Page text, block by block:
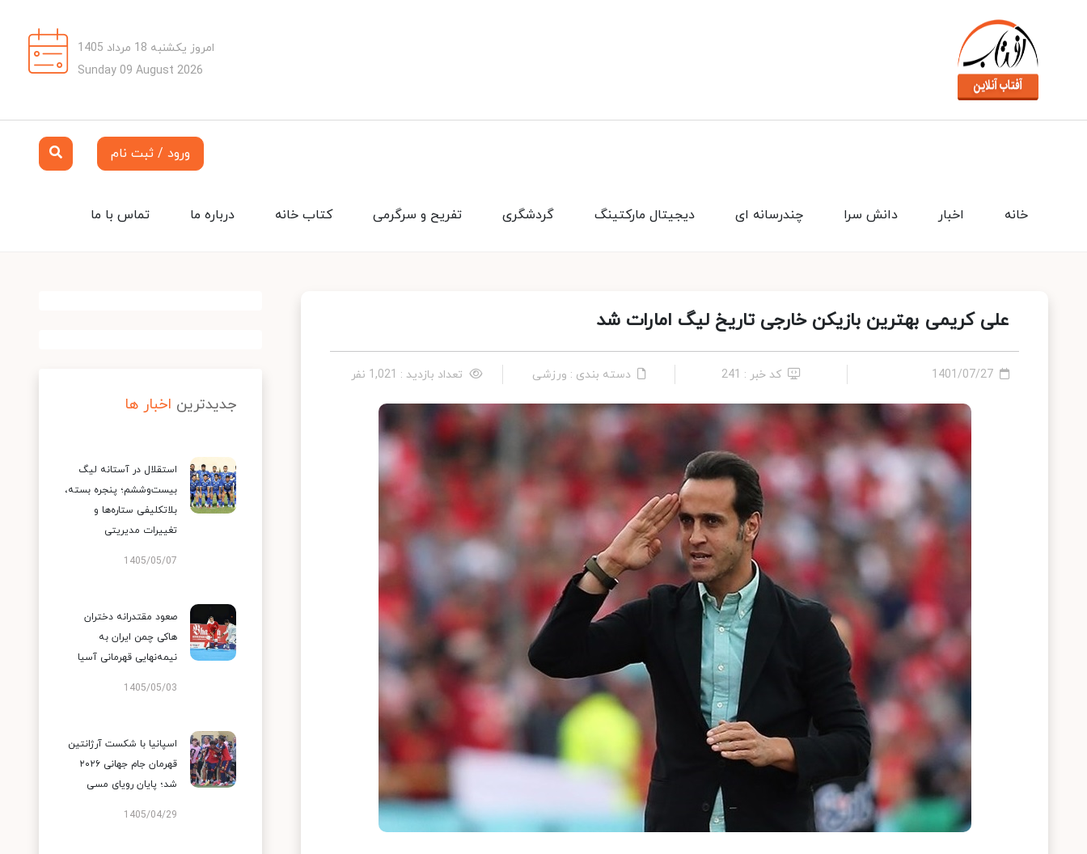
امروز یکشنبه 18 مرداد 1405
Sunday 09 August 2026
ورود / ثبت نام
تماس با ما درباره ما کتاب خانه تفریح و سرگرمی گردشگری دیجیتال مارکتینگ چندرسانه ای دانش سرا اخبار خانه
علی کریمی بهترین بازیکن خارجی تاریخ لیگ امارات شد
1401/07/27 کد خبر : 241 دسته بندی : ورزشی تعداد بازدید : 1,021 نفر
جدیدترین اخبار ها
استقلال در آستانه لیگ
بیست‌وششم؛ پنجره بسته،
بلاتکلیفی ستاره‌ها و
تغییرات مدیریتی
1405/05/07
صعود مقتدرانه دختران
هاکی چمن ایران به
نیمه‌نهایی قهرمانی آسیا
1405/05/03
اسپانیا با شکست آرژانتین
قهرمان جام جهانی ۲۰۲۶
شد؛ پایان رویای مسی
1405/04/29